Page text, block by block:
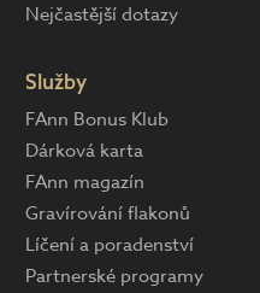
Nejčastější dotazy
Služby
FAnn Bonus Klub
Dárková karta
FAnn magazín
Gravírování flakonů
Líčení a poradenství
Partnerské programy